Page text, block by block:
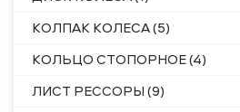
КОЛПАК КОЛЕСА (5)
КОЛЬЦО СТОПОРНОЕ (4)
ЛИСТ РЕССОРЫ (9)